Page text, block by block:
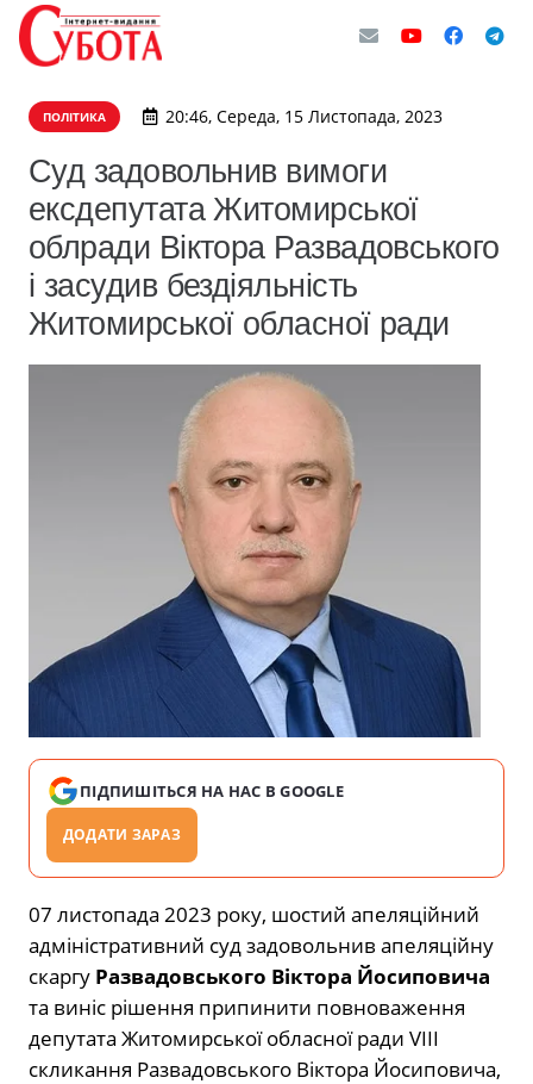
ПОЛІТИКА 20:46, Середа, 15 Листопада, 2023
Суд задовольнив вимоги
ексдепутата Житомирської
облради Віктора Развадовського
і засудив бездіяльність
Житомирської обласної ради
ПІДПИШІТЬСЯ НА НАС В GOOGLE
ДОДАТИ ЗАРАЗ
07 листопада 2023 року, шостий апеляційний
адміністративний суд задовольнив апеляційну
скаргу Развадовського Віктора Йосиповича
та виніс рішення припинити повноваження
депутата Житомирської обласної ради VІІІ
скликання Развадовського Віктора Йосиповича,